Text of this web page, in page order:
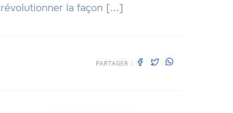
révolutionner la façon […]
PARTAGER :